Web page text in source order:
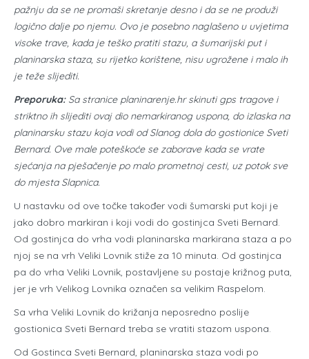
pažnju da se ne promaši skretanje desno i da se ne produži
logično dalje po njemu. Ovo je posebno naglašeno u uvjetima
visoke trave, kada je teško pratiti stazu, a šumarijski put i
planinarska staza, su rijetko korištene, nisu ugrožene i malo ih
je teže slijediti.
Preporuka:Sa stranice planinarenje.hr skinuti gps tragove i
striktno ih slijediti ovaj dio nemarkiranog uspona, do izlaska na
planinarsku stazu koja vodi od Slanog dola do gostionice Sveti
Bernard. Ove male poteškoće se zaborave kada se vrate
sjećanja na pješačenje po malo prometnoj cesti, uz potok sve
do mjesta Slapnica.
U nastavku od ove točke također vodi šumarski put koji je
jako dobro markiran i koji vodi do gostinjca Sveti Bernard.
Od gostinjca do vrha vodi planinarska markirana staza a po
njoj se na vrh Veliki Lovnik stiže za 10 minuta. Od gostinjca
pa do vrha Veliki Lovnik, postavljene su postaje križnog puta,
jer je vrh Velikog Lovnika označen sa velikim Raspelom.
Sa vrha Veliki Lovnik do križanja neposredno poslije
gostionica Sveti Bernard treba se vratiti stazom uspona.
Od Gostinca Sveti Bernard, planinarska staza vodi po